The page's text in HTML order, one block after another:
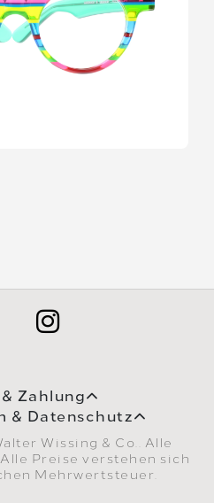
Zahlung
& Datenschutz
Wissing & Co.. Alle
Alle Preise verstehen sich
Mehrwertsteuer.